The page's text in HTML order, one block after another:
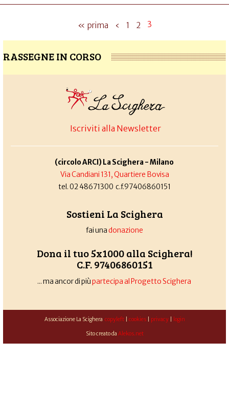
« prima ‹ 1 2 3
RASSEGNE IN CORSO
Iscriviti alla Newsletter
(circolo ARCI) La Scighera - Milano
Via Candiani 131, Quartiere Bovisa
tel. 02 48671300 c.f.97406860151
Sostieni La Scighera
fai unadonazione
Dona il tuo 5x1000 alla Scighera!
C.F. 97406860151
... ma ancor di piùpartecipa al Progetto Scighera
Associazione La Scighera copyleft| cookies| privacy| login
Sito creato da Alekos.net